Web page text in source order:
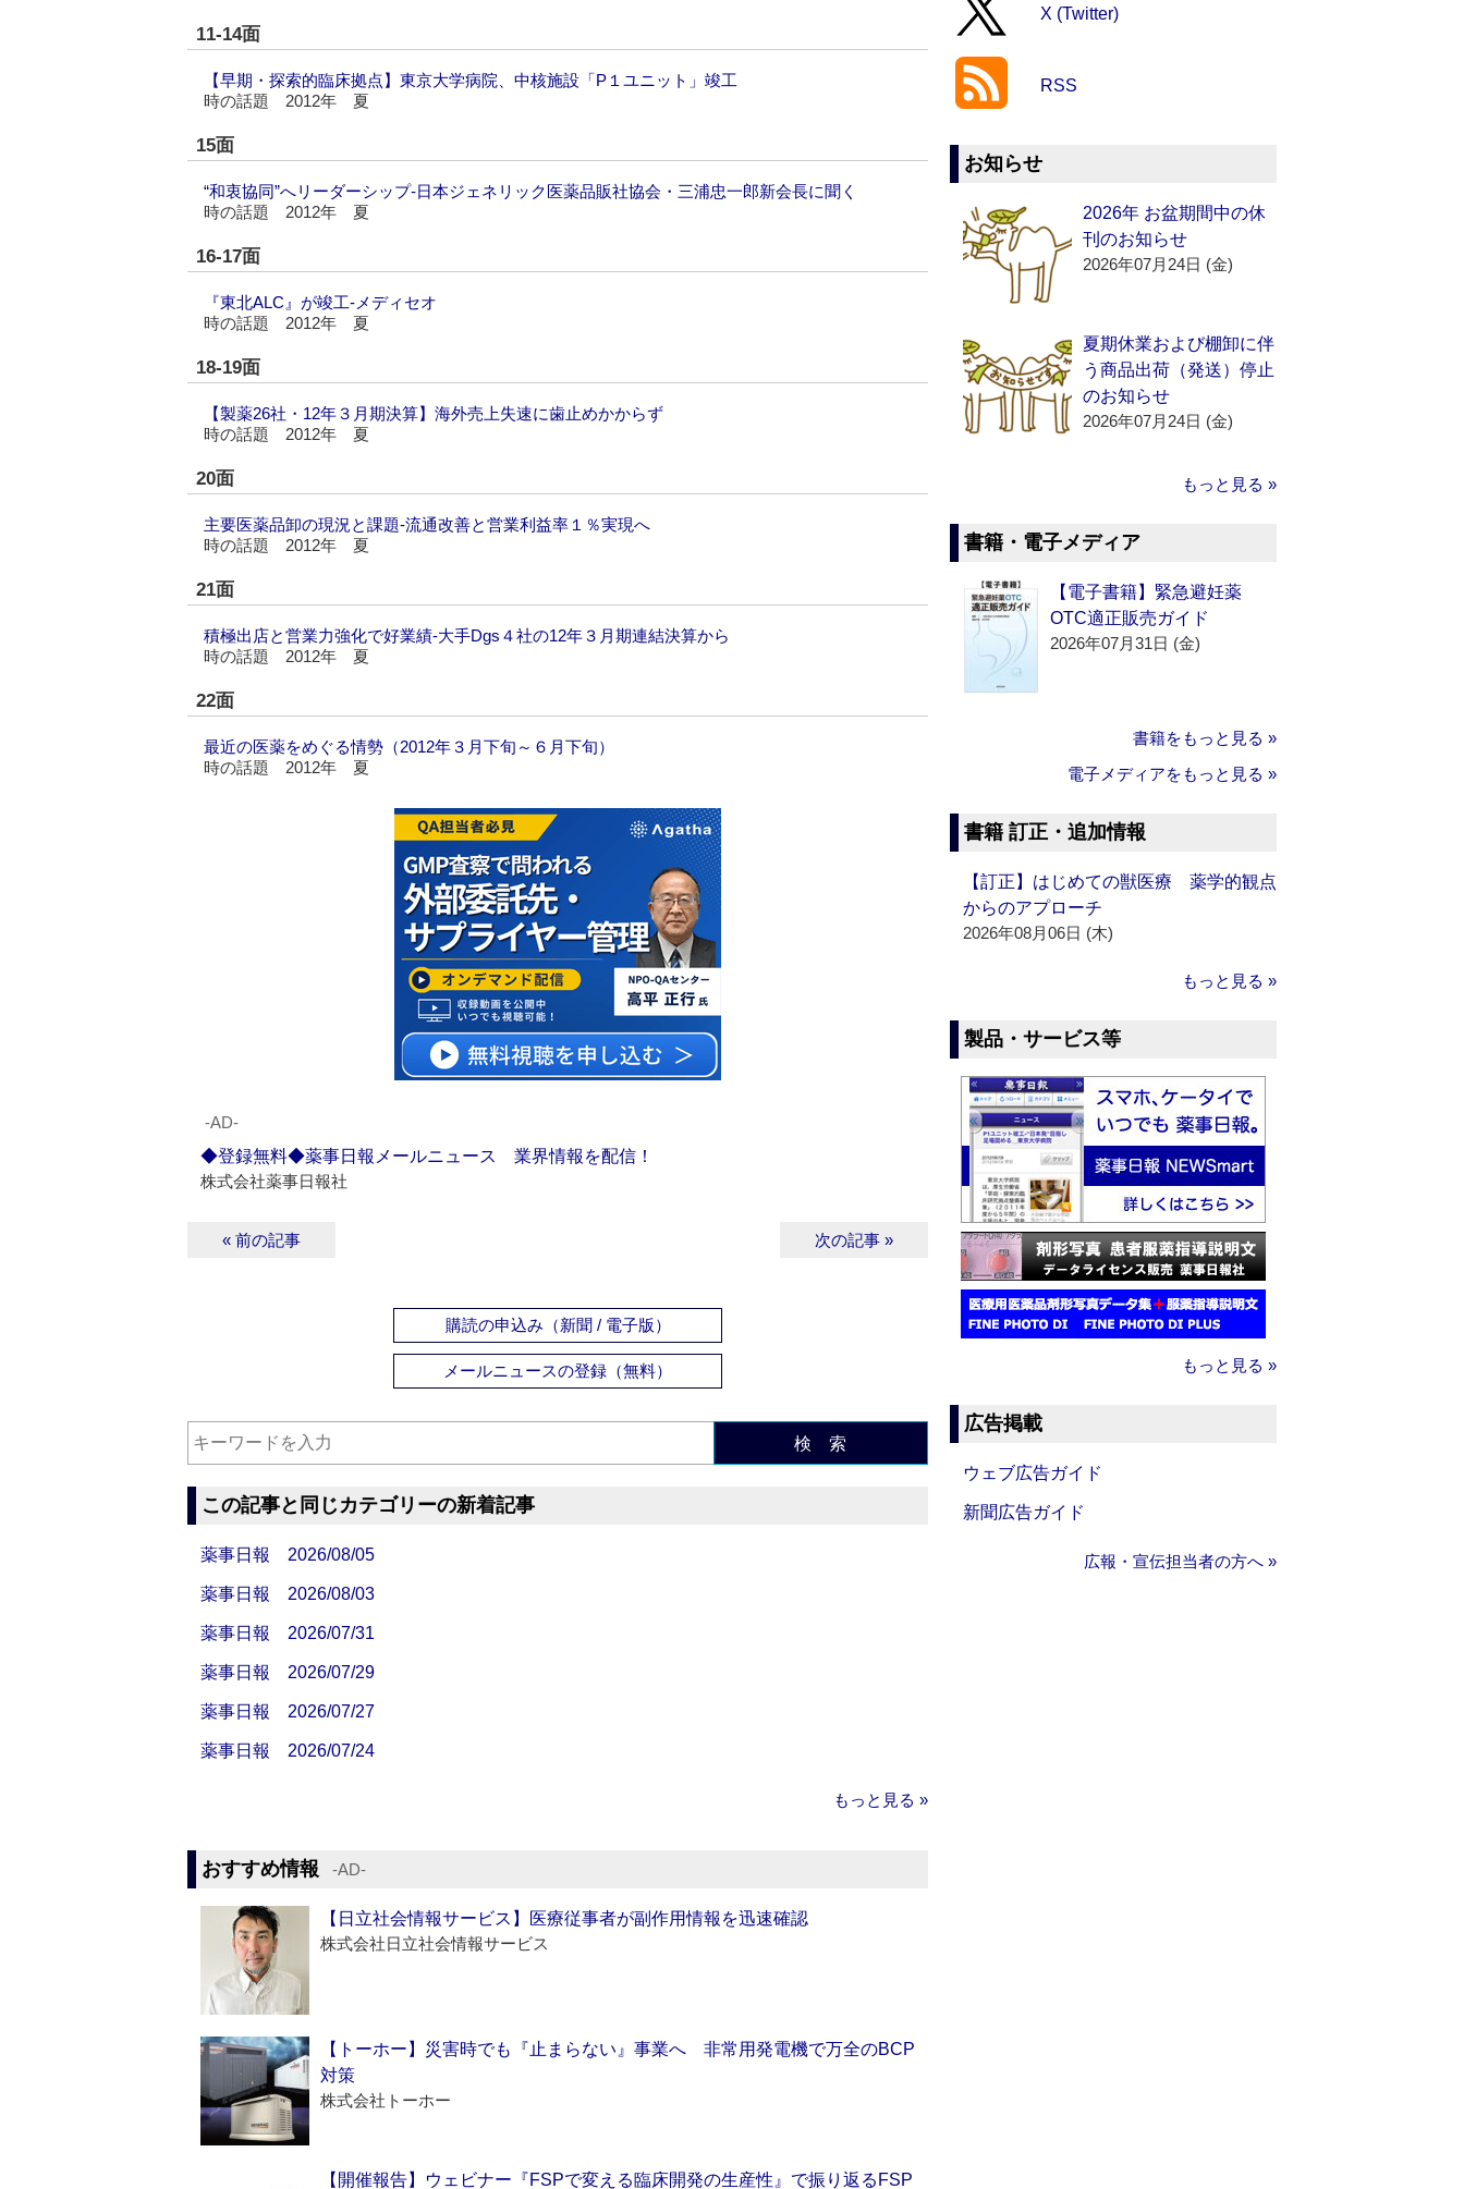
11-14面
【早期・探索的臨床拠点】東京大学病院、中核施設「P１ユニット」竣工
時の話題 2012年 夏
15面
“和衷協同”へリーダーシップ-日本ジェネリック医薬品販社協会・三浦忠一郎新会長に聞く
時の話題 2012年 夏
16-17面
『東北ALC』が竣工‐メディセオ
時の話題 2012年 夏
18-19面
【製薬26社・12年３月期決算】海外売上失速に歯止めかからず
時の話題 2012年 夏
20面
主要医薬品卸の現況と課題‐流通改善と営業利益率１％実現へ
時の話題 2012年 夏
21面
積極出店と営業力強化で好業績‐大手Dgs４社の12年３月期連結決算から
時の話題 2012年 夏
22面
最近の医薬をめぐる情勢（2012年３月下旬～６月下旬）
時の話題 2012年 夏
‐AD‐
◆登録無料◆薬事日報メールニュース 業界情報を配信！
株式会社薬事日報社
« 前の記事 次の記事 »
購読の申込み（新聞 / 電子版）
メールニュースの登録（無料）
検 索
この記事と同じカテゴリーの新着記事
薬事日報 2026/08/05
薬事日報 2026/08/03
薬事日報 2026/07/31
薬事日報 2026/07/29
薬事日報 2026/07/27
薬事日報 2026/07/24
もっと見る »
おすすめ情報 ‐AD‐
【日立社会情報サービス】医療従事者が副作用情報を迅速確認
株式会社日立社会情報サービス
【トーホー】災害時でも『止まらない』事業へ 非常用発電機で万全のBCP
対策
株式会社トーホー
【開催報告】ウェビナー『FSPで変える臨床開発の生産性』で振り返るFSP
X (Twitter)
RSS
お知らせ
2026年 お盆期間中の休
刊のお知らせ
2026年07月24日 (金)
夏期休業および棚卸に伴
う商品出荷（発送）停止
のお知らせ
2026年07月24日 (金)
もっと見る »
書籍・電子メディア
【電子書籍】緊急避妊薬
OTC適正販売ガイド
2026年07月31日 (金)
書籍をもっと見る »
電子メディアをもっと見る »
書籍 訂正・追加情報
【訂正】はじめての獣医療 薬学的観点
からのアプローチ
2026年08月06日 (木)
もっと見る »
製品・サービス等
もっと見る »
広告掲載
ウェブ広告ガイド
新聞広告ガイド
広報・宣伝担当者の方へ »